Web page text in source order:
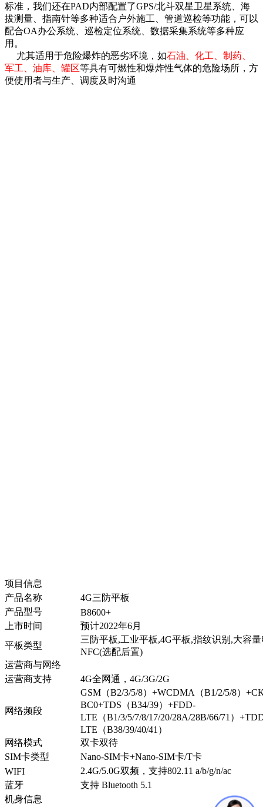
标准，我们还在PAD内部配置了GPS/北斗双星卫星系统、海
拔测量、指南针等多种适合户外施工、管道巡检等功能，可以
配合OA办公系统、巡检定位系统、数据采集系统等多种应
用。
尤其适用于危险爆炸的恶劣环境，如石油、化工、制药、
军工、油库、罐区等具有可燃性和爆炸性气体的危险场所，方
便使用者与生产、调度及时沟通
项目信息
产品名称
4G三防平板
产品型号
B8600+
上市时间
预计2022年6月
平板类型
三防平板,工业平板,4G平板,指纹识别,大容
NFC(选配后置)
运营商与网络
运营商支持
4G全网通，4G/3G/2G
网络频段
GSM（B2/3/5/8）+WCDMA（B1/2/5/8）
BC0+TDS（B34/39）+FDD-
LTE（B1/3/5/7/8/17/20/28A/28B/66/71）
LTE（B38/39/40/41）
网络模式
双卡双待
SIM卡类型
Nano-SIM卡+Nano-SIM卡/T卡
WIFI
2.4G/5.0G双频，支持802.11 a/b/g/n/ac
蓝牙
支持 Bluetooth 5.1
机身信息